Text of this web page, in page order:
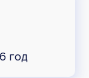
год